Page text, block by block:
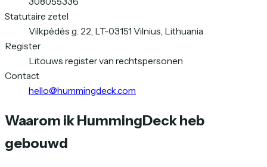
Statutaire zetel
Vilkpėdės g. 22, LT-03151 Vilnius, Lithuania
Register
Litouws register van rechtspersonen
Contact
hello@hummingdeck.com
Waarom ik HummingDeck heb
gebouwd